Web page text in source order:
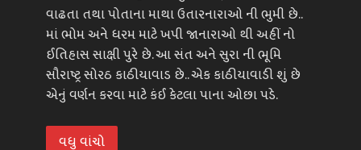
વાઢતા તથા પોતાના માથા ઉતારનારાઓ ની ભુમી છે..
માં ભોમ અને ધરમ માટે ખપી જાનારાઓ થી અહીં નો
ઈતિહાસ સાક્ષી પુરે છે. આ સંત અને સુરા ની ભૂમિ
સૌરાષ્ટ્ર સોરઠ કાઠીયાવાડ છે.. એક કાઠીયાવાડી શું છે
એનું વર્ણન કરવા માટે કંઈ કેટલા પાના ઓછા પડે.
વધુ વાંચો